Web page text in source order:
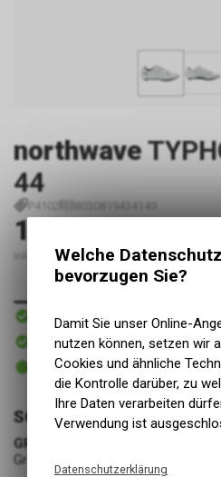
northwave
44
P4102 8030819434149
149,99
inkl. MwSt., zzgl. Versandkosten
In den
Versand
In Kürze abholbereit
Abholung alf cycling Showroom |
2 - 5 Tage ab eigenem Lager
SCHUHE
GRÖSSE
Grösse 48
Welche
bevorzugen Sie?
Damit Sie unser Online-
nutzen können, setzen wir
Cookies und ähnliche
die Kontrolle darüber, zu
Ihre Daten verarbeiten
Verwendung ist
Datenschutzerklärung